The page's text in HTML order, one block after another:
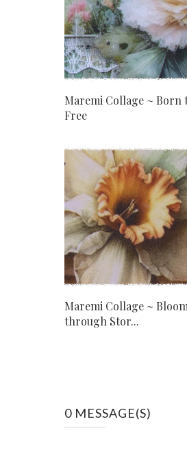
Maremi Collage ~ Born
Free
Maremi Collage ~ Bloom
through Stor...
0 MESSAGE(S)